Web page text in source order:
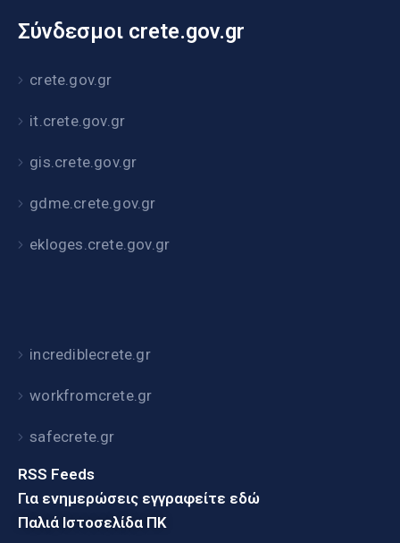
Σύνδεσμοι crete.gov.gr
crete.gov.gr
it.crete.gov.gr
gis.crete.gov.gr
gdme.crete.gov.gr
ekloges.crete.gov.gr
incrediblecrete.gr
workfromcrete.gr
safecrete.gr
RSS Feeds
Για ενημερώσεις εγγραφείτε εδώ
Παλιά Ιστοσελίδα ΠΚ